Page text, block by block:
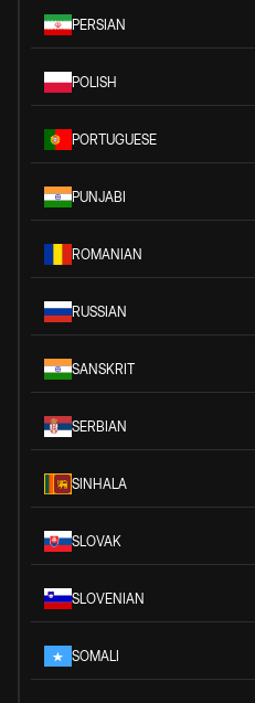
PERSIAN
POLISH
PORTUGUESE
PUNJABI
ROMANIAN
RUSSIAN
SANSKRIT
SERBIAN
SINHALA
SLOVAK
SLOVENIAN
SOMALI